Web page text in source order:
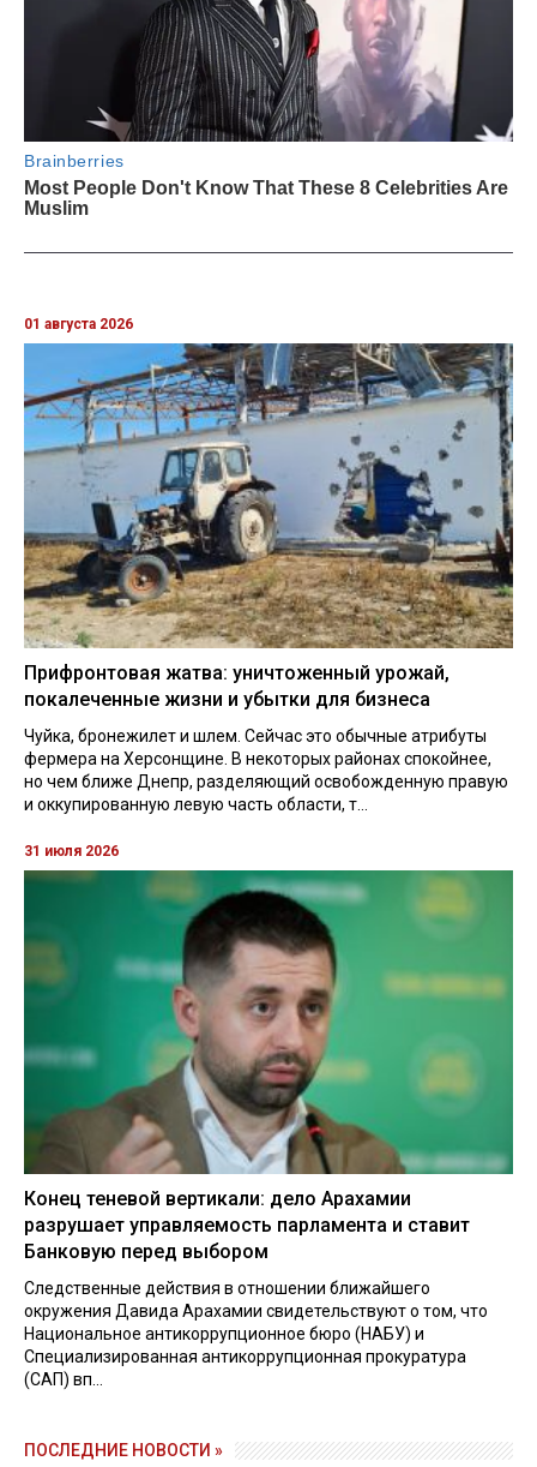
01 августа 2026
Прифронтовая жатва: уничтоженный урожай,
покалеченные жизни и убытки для бизнеса
Чуйка, бронежилет и шлем. Сейчас это обычные атрибуты
фермера на Херсонщине. В некоторых районах спокойнее,
но чем ближе Днепр, разделяющий освобожденную правую
и оккупированную левую часть области, т...
31 июля 2026
Конец теневой вертикали: дело Арахамии
разрушает управляемость парламента и ставит
Банковую перед выбором
Следственные действия в отношении ближайшего
окружения Давида Арахамии свидетельствуют о том, что
Национальное антикоррупционное бюро (НАБУ) и
Специализированная антикоррупционная прокуратура
(САП) вп...
ПОСЛЕДНИЕ НОВОСТИ »